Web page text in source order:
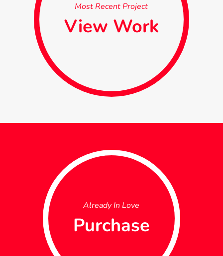
Most Recent Project
View Work
Already In Love
Purchase